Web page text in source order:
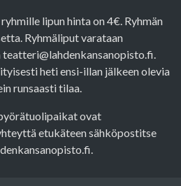
lipun hinta on 4€. Ryhmän
Ryhmäliput varataan
heti ensi-illan jälkeen olevia
runsaasti tilaa.
ovat
etukäteen sähköpostitse